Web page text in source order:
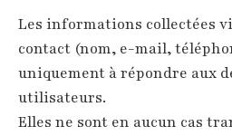
Les informations collectées
contact (nom, e-mail,
uniquement à répondre aux
utilisateurs.
Elles ne sont en aucun cas